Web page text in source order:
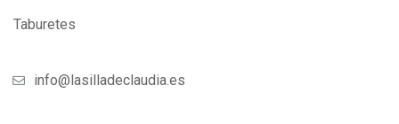
Taburetes
info@lasilladeclaudia.es